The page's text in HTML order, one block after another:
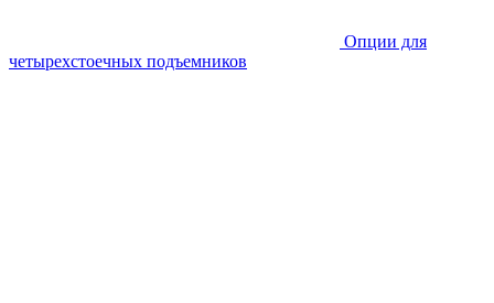
Опции для
четырехстоечных подъемников